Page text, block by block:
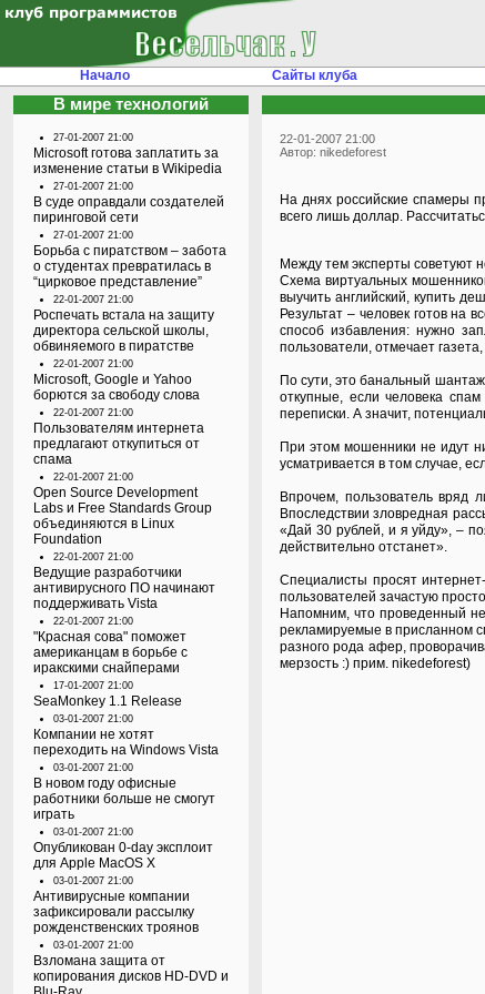
Начало Сайты клуба
В мире технологий
27-01-2007 21:00
Microsoft готова заплатить за
изменение статьи в Wikipedia
27-01-2007 21:00
В суде оправдали создателей
пиринговой сети
27-01-2007 21:00
Борьба с пиратством – забота
о студентах превратилась в
“цирковое представление”
22-01-2007 21:00
Роспечать встала на защиту
директора сельской школы,
обвиняемого в пиратстве
22-01-2007 21:00
Microsoft, Google и Yahoo
борются за свободу слова
22-01-2007 21:00
Пользователям интернета
предлагают откупиться от
спама
22-01-2007 21:00
Open Source Development
Labs и Free Standards Group
объединяются в Linux
Foundation
22-01-2007 21:00
Ведущие разработчики
антивирусного ПО начинают
поддерживать Vista
22-01-2007 21:00
"Красная сова" поможет
американцам в борьбе с
иракскими снайперами
17-01-2007 21:00
SeaMonkey 1.1 Release
03-01-2007 21:00
Компании не хотят
переходить на Windows Vista
03-01-2007 21:00
В новом году офисные
работники больше не смогут
играть
03-01-2007 21:00
Опубликован 0-day эксплоит
для Apple MacOS X
03-01-2007 21:00
Антивирусные компании
зафиксировали рассылку
рожденственских троянов
03-01-2007 21:00
Взломана защита от
копирования дисков HD-DVD и
22-01-2007 21:00
Автор: nikedeforest
На днях российские спамеры
всего лишь доллар.
Между тем эксперты советуют
Схема виртуальных
выучить английский, купить
Результат – человек готов на
способ избавления: нужно
пользователи, отмечает
По сути, это банальный
откупные, если человека
переписки. А значит,
При этом мошенники не идут
усматривается в том случае,
Впрочем, пользователь вряд
Впоследствии зловредная
«Дай 30 рублей, и я уйду», –
действительно отстанет».
Специалисты просят
пользователей зачастую
Напомним, что проведенный
рекламируемые в присланном
разного рода афер,
мерзость :) прим. nikedeforest)